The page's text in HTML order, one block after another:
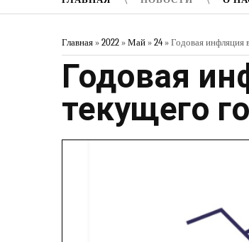
Главная » 2022 » Май » 24» Годовая инфляция
Годовая
текущего